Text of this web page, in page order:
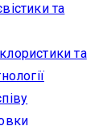
та
та